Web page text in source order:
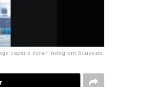
capture écran Instagram Squeezie.